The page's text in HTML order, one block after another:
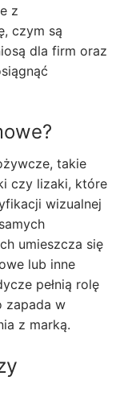
z
czym są
dla firm oraz
takie
czy lizaki, które
wizualnej
umieszcza się
lub inne
pełnią rolę
zapada w
z marką.